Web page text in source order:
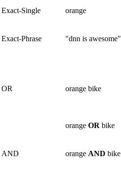
Exact-Single
orange
Exact-Phrase "dnn is awesome"
OR orange bike
orange OR bike
AND orange AND bike